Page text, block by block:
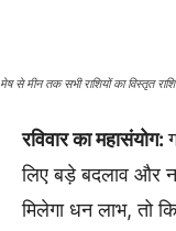
मेष से मीन तक सभी राशियों का विस्तृत
रविवार का महासंयोग:
लिए बड़े बदलाव और
मिलेगा धन लाभ, तो